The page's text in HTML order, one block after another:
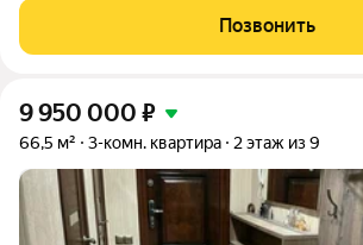
прихожей. Под ипотеку, различные
Звоните, записывайтесь на просмотр.
Позвонить
9 950 000 ₽
66,5 м² 3-комн. квартира 2 этаж из 9